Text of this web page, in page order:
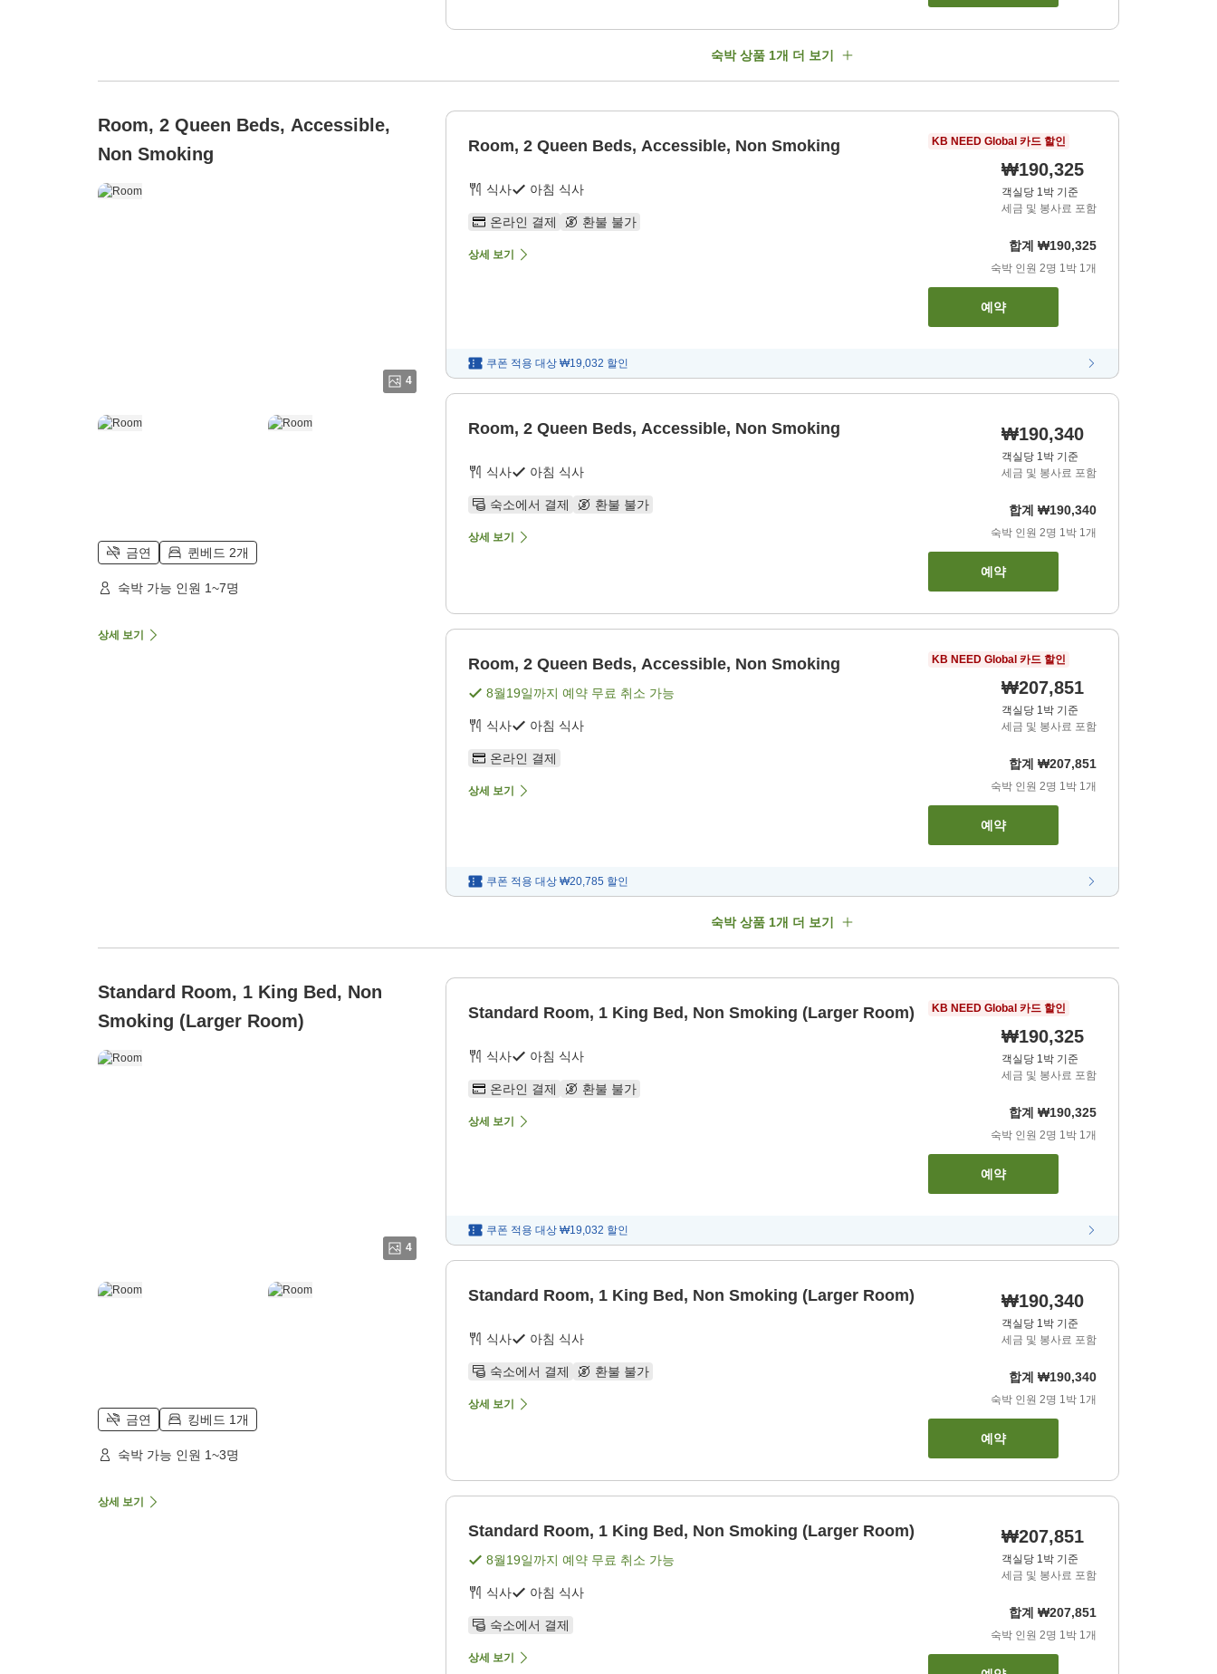
숙박 상품 1개 더 보기
Room, 2 Queen Beds, Accessible,
Non Smoking
4
금연 퀸베드 2개
숙박 가능 인원 1~7명
상세 보기
Room, 2 Queen Beds, Accessible, Non Smoking
식사 아침 식사
온라인 결제 환불 불가
상세 보기
KB NEED Global 카드 할인
₩190,325
객실당 1박 기준
세금 및 봉사료 포함
합계 ₩190,325
숙박 인원 2명 1박 1개
예약
쿠폰 적용 대상 ₩19,032 할인
Room, 2 Queen Beds, Accessible, Non Smoking
식사 아침 식사
숙소에서 결제 환불 불가
상세 보기
₩190,340
객실당 1박 기준
세금 및 봉사료 포함
합계 ₩190,340
숙박 인원 2명 1박 1개
예약
Room, 2 Queen Beds, Accessible, Non Smoking
8월19일까지 예약 무료 취소 가능
식사 아침 식사
온라인 결제
상세 보기
KB NEED Global 카드 할인
₩207,851
객실당 1박 기준
세금 및 봉사료 포함
합계 ₩207,851
숙박 인원 2명 1박 1개
예약
쿠폰 적용 대상 ₩20,785 할인
숙박 상품 1개 더 보기
Standard Room, 1 King Bed, Non
Smoking (Larger Room)
4
금연 킹베드 1개
숙박 가능 인원 1~3명
상세 보기
Standard Room, 1 King Bed, Non Smoking (Larger Room)
식사 아침 식사
온라인 결제 환불 불가
상세 보기
KB NEED Global 카드 할인
₩190,325
객실당 1박 기준
세금 및 봉사료 포함
합계 ₩190,325
숙박 인원 2명 1박 1개
예약
쿠폰 적용 대상 ₩19,032 할인
Standard Room, 1 King Bed, Non Smoking (Larger Room)
식사 아침 식사
숙소에서 결제 환불 불가
상세 보기
₩190,340
객실당 1박 기준
세금 및 봉사료 포함
합계 ₩190,340
숙박 인원 2명 1박 1개
예약
Standard Room, 1 King Bed, Non Smoking (Larger Room)
8월19일까지 예약 무료 취소 가능
식사 아침 식사
숙소에서 결제
상세 보기
₩207,851
객실당 1박 기준
세금 및 봉사료 포함
합계 ₩207,851
숙박 인원 2명 1박 1개